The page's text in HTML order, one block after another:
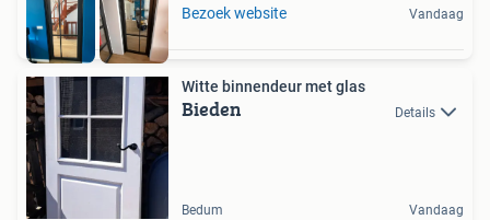
Bezoek website Vandaag
Witte binnendeur met glas
Bieden Details
Bedum Vandaag